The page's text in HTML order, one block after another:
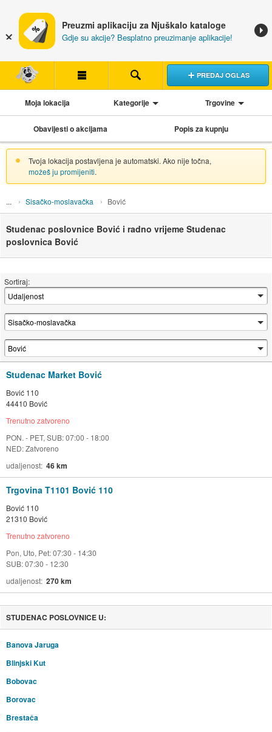
Preuzmi aplikaciju za Njuškalo kataloge
Gdje su akcije? Besplatno preuzimanje aplikacije!
PREDAJ OGLAS
Moja lokacija Kategorije Trgovine
Obavijesti o akcijama Popis za kupnju
Tvoja lokacija postavljena je automatski. Ako nije točna,
možeš ju promijeniti.
Sisačko-moslavačka Bović
Studenac poslovnice Bović i radno vrijeme Studenac
poslovnica Bović
Sortiraj:
Studenac Market Bović
Bović 110
44410 Bović
Trenutno zatvoreno
PON. - PET, SUB: 07:00 - 18:00
NED: Zatvoreno
udaljenost 46 km
Trgovina T1101 Bović 110
Bović 110
21310 Bović
Trenutno zatvoreno
Pon, Uto, Pet: 07:30 - 14:30
SUB: 07:30 - 12:30
udaljenost 270 km
STUDENAC POSLOVNICE U:
Banova Jaruga
Blinjski Kut
Bobovac
Borovac
Brestača